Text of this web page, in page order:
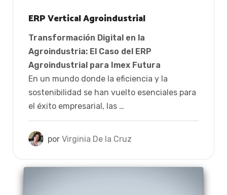
ERP Vertical Agroindustrial
Transformación Digital en la
Agroindustria: El Caso del ERP
Agroindustrial para Imex Futura
En un mundo donde la eficiencia y la
sostenibilidad se han vuelto esenciales para
el éxito empresarial, las …
por Virginia De la Cruz